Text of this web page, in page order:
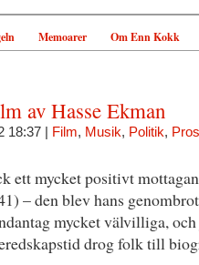
Memoarer Om Enn Kokk
av Hasse Ekman
18:37 | Film, Musik, Politik,
ett mycket positivt
– den blev hans
mycket välvilliga,
drog folk till